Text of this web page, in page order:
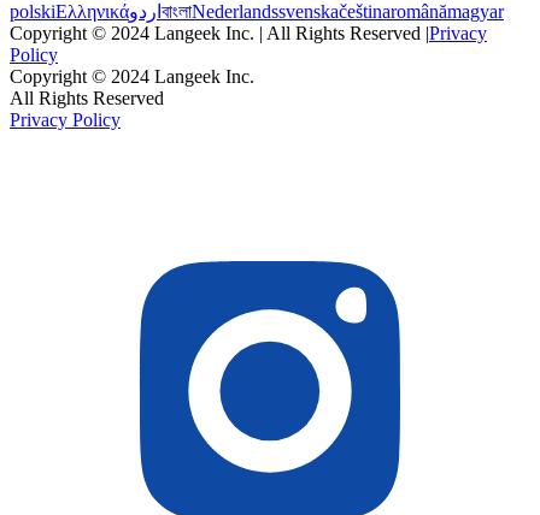
polskiΕλληνικάاردو বাংলাNederlandssvenskačeštinaromânămagyar
Copyright © 2024 Langeek Inc. | All Rights Reserved |Privacy
Policy
Copyright © 2024 Langeek Inc.
All Rights Reserved
Privacy Policy